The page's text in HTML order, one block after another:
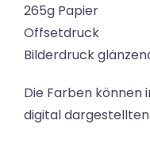
265g Papier
Offsetdruck
Bilderdruck
Die Farben können
digital